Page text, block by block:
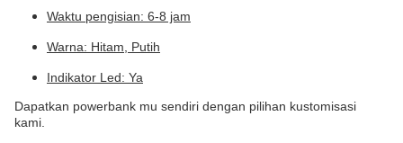
Waktu pengisian: 6-8 jam
Warna: Hitam, Putih
Indikator Led: Ya
Dapatkan powerbank mu sendiri dengan pilihan kustomisasi
kami.